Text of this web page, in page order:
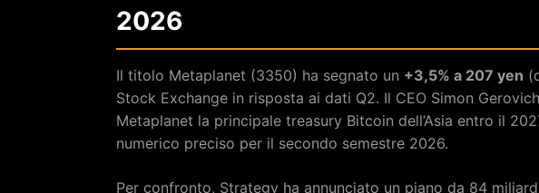
2026
Il titolo Metaplanet (3350) ha segnato un +3,5% a 207 yen
Stock Exchange in risposta ai dati Q2. Il CEO Simon
Metaplanet la principale treasury Bitcoin dell’Asia entro il
numerico preciso per il secondo semestre 2026.
Per confronto, Strategy ha annunciato un piano da 84